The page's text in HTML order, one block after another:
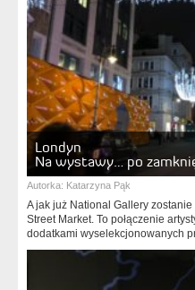
Londyn
Na wystawy… po
Autorka: Katarzyna Pąk
A jak już National Gallery
Street Market. To połączenie
dodatkami wyselekcjonowanych